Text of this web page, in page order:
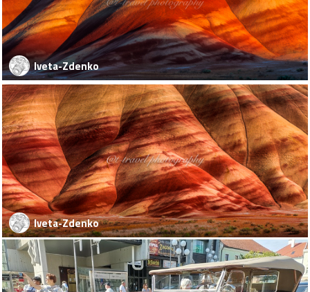
Iveta-Zdenko
Iveta-Zdenko